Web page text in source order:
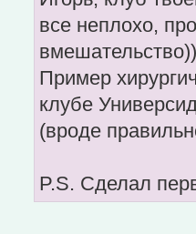
все неплохо,
вмешательство))
Пример
клубе
(вроде
P.S. Сделал